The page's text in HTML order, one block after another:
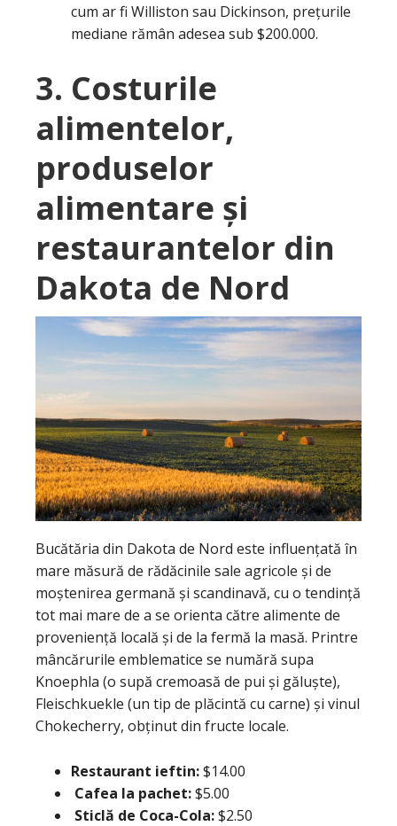
cum ar fi Williston sau Dickinson, prețurile
mediane rămân adesea sub $200.000.
3. Costurile
alimentelor,
produselor
alimentare și
restaurantelor din
Dakota de Nord
Bucătăria din Dakota de Nord este influențată în
mare măsură de rădăcinile sale agricole și de
moștenirea germană și scandinavă, cu o tendință
tot mai mare de a se orienta către alimente de
proveniență locală și de la fermă la masă. Printre
mâncărurile emblematice se numără supa
Knoephla (o supă cremoasă de pui și găluște),
Fleischkuekle (un tip de plăcintă cu carne) și vinul
Chokecherry, obținut din fructe locale.
Restaurant ieftin:$14.00
Cafea la pachet:$5.00
Sticlă de Coca-Cola:$2.50